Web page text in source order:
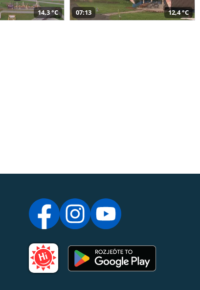
14,3 °C 07:13 12,4 °C